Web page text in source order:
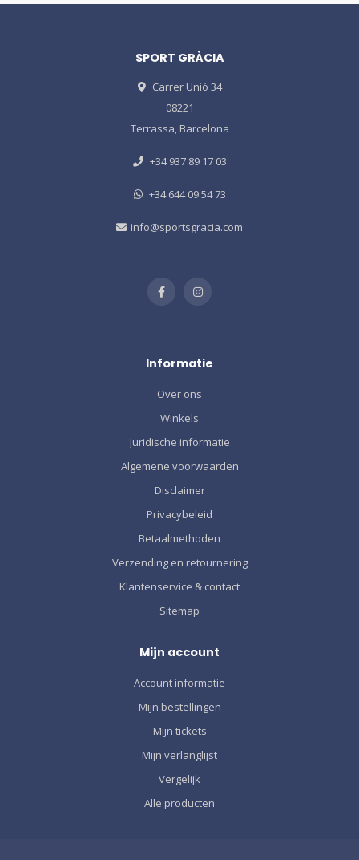
SPORT GRÀCIA
Carrer Unió 34
08221
Terrassa, Barcelona
+34 937 89 17 03
+34 644 09 54 73
info@sportsgracia.com
Informatie
Over ons
Winkels
Juridische informatie
Algemene voorwaarden
Disclaimer
Privacybeleid
Betaalmethoden
Verzending en retournering
Klantenservice & contact
Sitemap
Mijn account
Account informatie
Mijn bestellingen
Mijn tickets
Mijn verlanglijst
Vergelijk
Alle producten